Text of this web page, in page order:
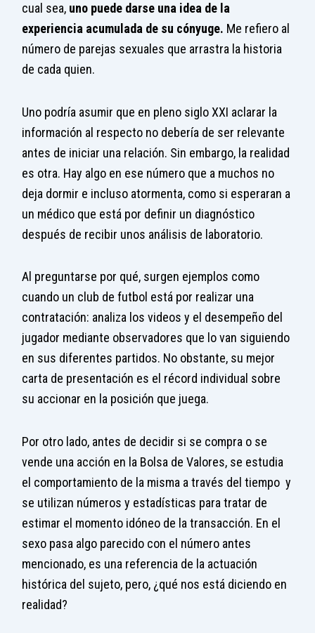
cual sea, uno puede darse una idea de la
experiencia acumulada de su cónyuge. Me refiero al
número de parejas sexuales que arrastra la historia
de cada quien.
Uno podría asumir que en pleno siglo XXI aclarar la
información al respecto no debería de ser relevante
antes de iniciar una relación. Sin embargo, la realidad
es otra. Hay algo en ese número que a muchos no
deja dormir e incluso atormenta, como si esperaran a
un médico que está por definir un diagnóstico
después de recibir unos análisis de laboratorio.
Al preguntarse por qué, surgen ejemplos como
cuando un club de futbol está por realizar una
contratación: analiza los videos y el desempeño del
jugador mediante observadores que lo van siguiendo
en sus diferentes partidos. No obstante, su mejor
carta de presentación es el récord individual sobre
su accionar en la posición que juega.
Por otro lado, antes de decidir si se compra o se
vende una acción en la Bolsa de Valores, se estudia
el comportamiento de la misma a través del tiempo y
se utilizan números y estadísticas para tratar de
estimar el momento idóneo de la transacción. En el
sexo pasa algo parecido con el número antes
mencionado, es una referencia de la actuación
histórica del sujeto, pero, ¿qué nos está diciendo en
realidad?